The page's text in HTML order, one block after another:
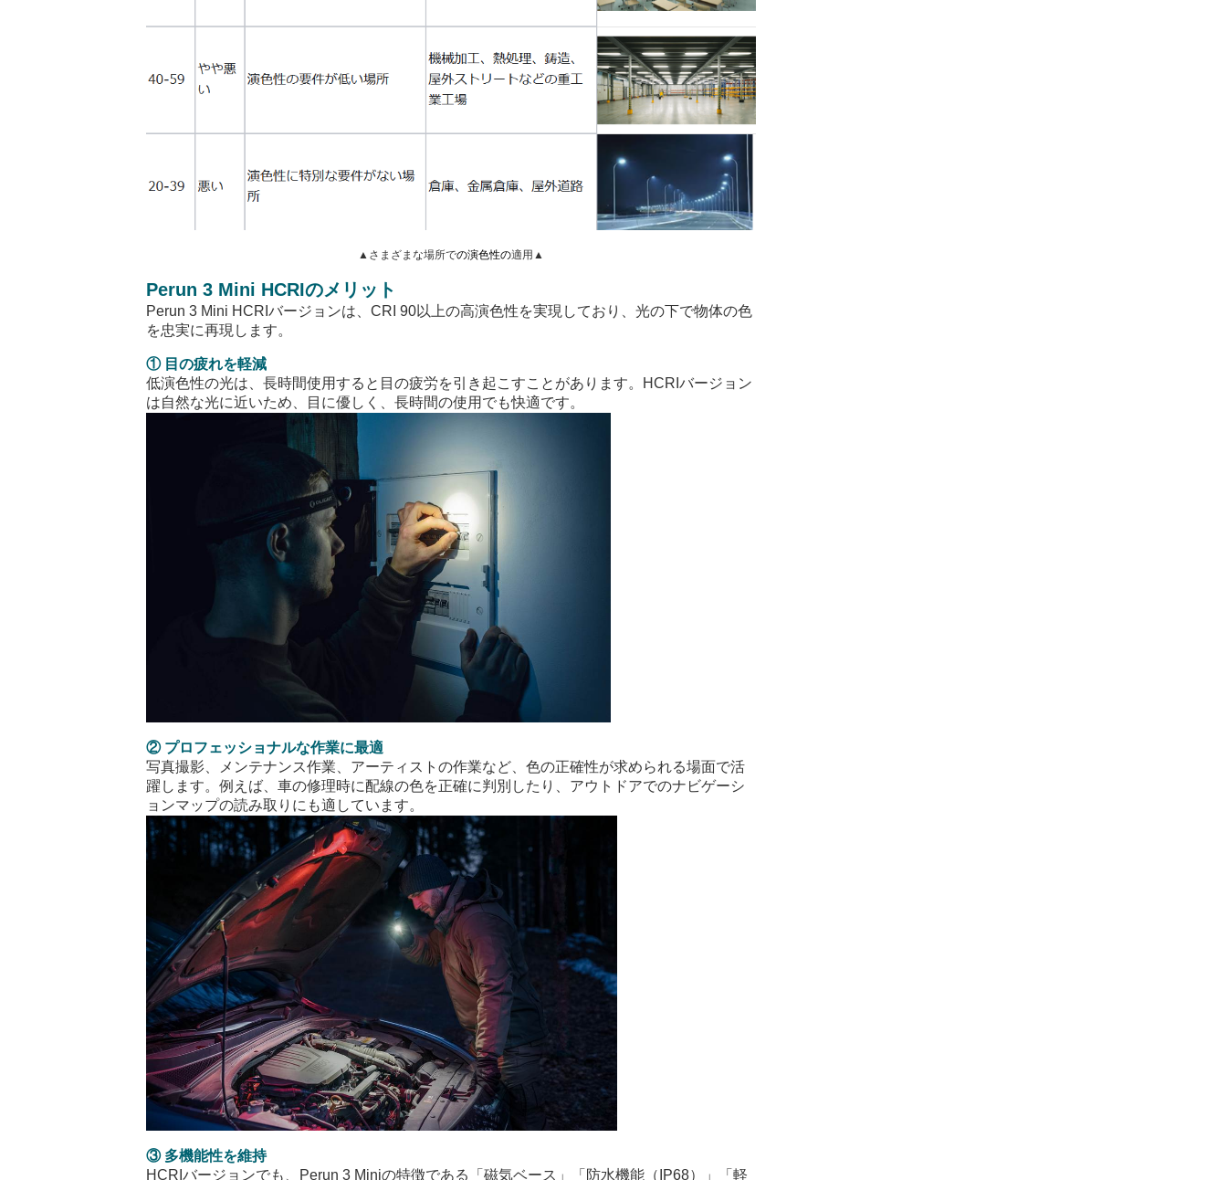
▲ さまざまな場所での演色性の適用 ▲
Perun 3 Mini HCRIのメリット
Perun 3 Mini HCRIバージョンは、CRI 90以上の高演色性を実現しており、光の下で物体の色
を忠実に再現します。
① 目の疲れを軽減
低演色性の光は、長時間使用すると目の疲労を引き起こすことがあります。
HCRIバージョン
は自然な光に近いため、目に優しく、長時間の使用でも快適です。
② プロフェッショナルな作業に最適
写真撮影、メンテナンス作業、アーティストの作業など、色の正確性が求められる場面で活
躍します。例えば、車の修理時に配線の色を正確に判別したり、アウトドアでのナビゲーシ
ョンマップの読み取りにも適しています。
③ 多機能性を維持
HCRIバージョンでも、 Perun 3 Miniの特徴である「磁気ベース」「防水機能（ IP68）」「軽